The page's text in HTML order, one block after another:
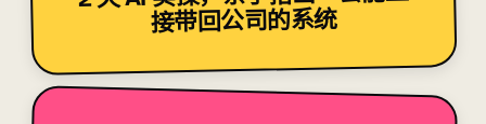
接带回公司的系统